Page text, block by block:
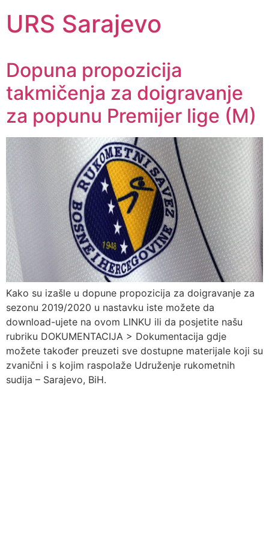
URS Sarajevo
Dopuna propozicija
takmičenja za doigravanje
za popunu Premijer lige (M)
Kako su izašle u dopune propozicija za doigravanje za
sezonu 2019/2020 u nastavku iste možete da
download-ujete na ovom LINKU ili da posjetite našu
rubriku DOKUMENTACIJA > Dokumentacija gdje
možete također preuzeti sve dostupne materijale koji su
zvanični i s kojim raspolaže Udruženje rukometnih
sudija – Sarajevo, BiH.